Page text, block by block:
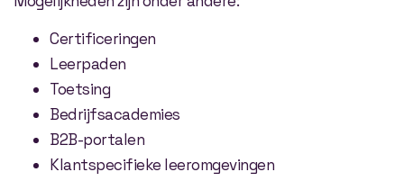
Certificeringen
Leerpaden
Toetsing
Bedrijfsacademies
B2B-portalen
Klantspecifieke leeromgevingen